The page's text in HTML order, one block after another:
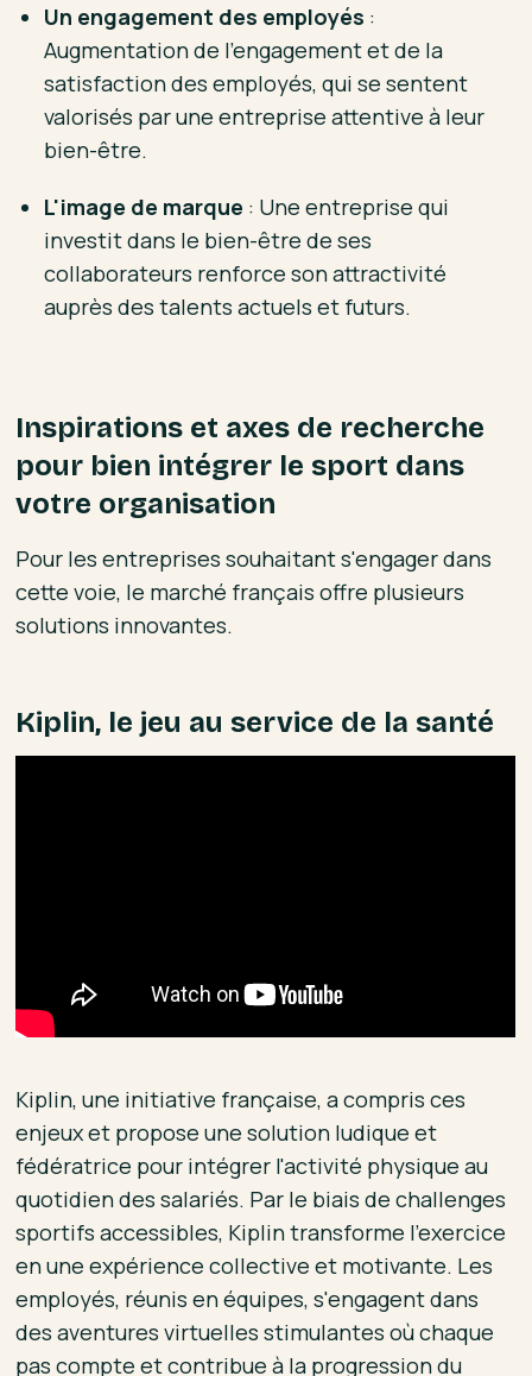
Un engagement des employés :
Augmentation de l'engagement et de la
satisfaction des employés, qui se sentent
valorisés par une entreprise attentive à leur
bien-être.
L'image de marque : Une entreprise qui
investit dans le bien-être de ses
collaborateurs renforce son attractivité
auprès des talents actuels et futurs.
Inspirations et axes de recherche
pour bien intégrer le sport dans
votre organisation
Pour les entreprises souhaitant s'engager dans
cette voie, le marché français offre plusieurs
solutions innovantes.
Kiplin, le jeu au service de la santé
Kiplin, une initiative française, a compris ces
enjeux et propose une solution ludique et
fédératrice pour intégrer l'activité physique au
quotidien des salariés. Par le biais de challenges
sportifs accessibles, Kiplin transforme l'exercice
en une expérience collective et motivante. Les
employés, réunis en équipes, s'engagent dans
des aventures virtuelles stimulantes où chaque
pas compte et contribue à la progression du